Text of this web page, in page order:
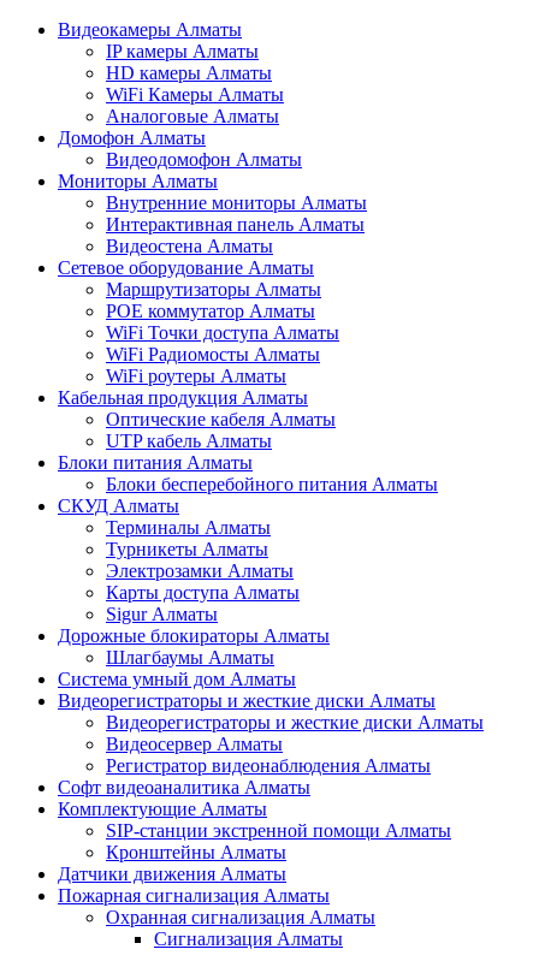
Видеокамеры Алматы
IP камеры Алматы
HD камеры Алматы
WiFi Камеры Алматы
Аналоговые Алматы
Домофон Алматы
Видеодомофон Алматы
Мониторы Алматы
Внутренние мониторы Алматы
Интерактивная панель Алматы
Видеостена Алматы
Сетевое оборудование Алматы
Маршрутизаторы Алматы
POE коммутатор Алматы
WiFi Точки доступа Алматы
WiFi Радиомосты Алматы
WiFi роутеры Алматы
Кабельная продукция Алматы
Оптические кабеля Алматы
UTP кабель Алматы
Блоки питания Алматы
Блоки бесперебойного питания Алматы
СКУД Алматы
Терминалы Алматы
Турникеты Алматы
Электрозамки Алматы
Карты доступа Алматы
Sigur Алматы
Дорожные блокираторы Алматы
Шлагбаумы Алматы
Система умный дом Алматы
Видеорегистраторы и жесткие диски Алматы
Видеорегистраторы и жесткие диски Алматы
Видеосервер Алматы
Регистратор видеонаблюдения Алматы
Софт видеоаналитика Алматы
Комплектующие Алматы
SIP-станции экстренной помощи Алматы
Кронштейны Алматы
Датчики движения Алматы
Пожарная сигнализация Алматы
Охранная сигнализация Алматы
Сигнализация Алматы